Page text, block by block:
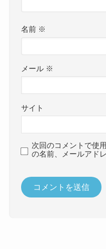
名前 ※
メール ※
サイト
次回のコメントで使
の名前、メールアド